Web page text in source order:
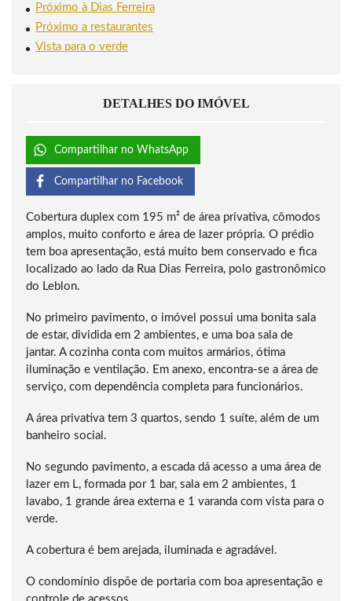
Próximo à Dias Ferreira
Próximo a restaurantes
Vista para o verde
DETALHES DO IMÓVEL
Compartilhar no WhatsApp
Compartilhar no Facebook
Cobertura duplex com 195 m² de área privativa, cômodos
amplos, muito conforto e área de lazer própria. O prédio
tem boa apresentação, está muito bem conservado e fica
localizado ao lado da Rua Dias Ferreira, polo gastronômico
do Leblon.
No primeiro pavimento, o imóvel possui uma bonita sala
de estar, dividida em 2 ambientes, e uma boa sala de
jantar. A cozinha conta com muitos armários, ótima
iluminação e ventilação. Em anexo, encontra-se a área de
serviço, com dependência completa para funcionários.
A área privativa tem 3 quartos, sendo 1 suíte, além de um
banheiro social.
No segundo pavimento, a escada dá acesso a uma área de
lazer em L, formada por 1 bar, sala em 2 ambientes, 1
lavabo, 1 grande área externa e 1 varanda com vista para o
verde.
A cobertura é bem arejada, iluminada e agradável.
O condomínio dispõe de portaria com boa apresentação e